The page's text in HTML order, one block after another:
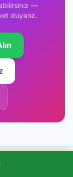
—
duyarız.